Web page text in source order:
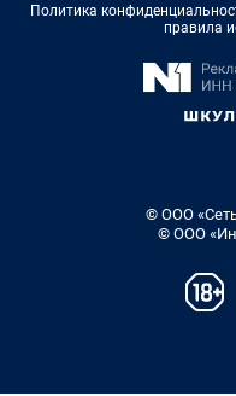
Политика
правила
© ООО «Сеть
© ООО